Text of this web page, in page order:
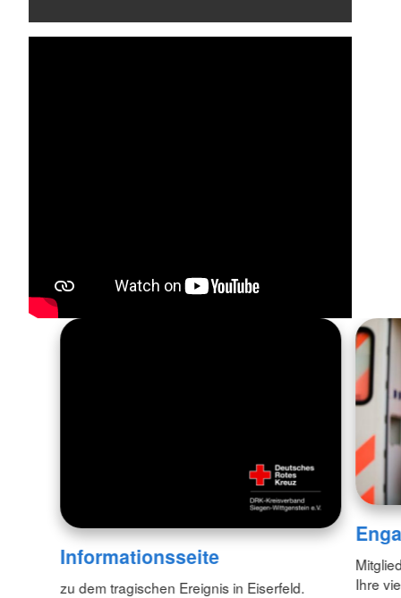
Informationsseite
zu dem tragischen Ereignis in Eiserfeld.
Ihre